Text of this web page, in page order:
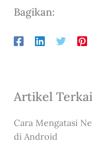
Bagikan:
Artikel
Cara Mengatasi
di Android